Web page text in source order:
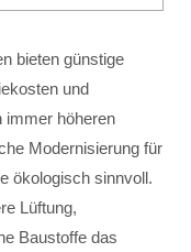
bieten günstige
und
immer höheren
Modernisierung für
ökologisch sinnvoll.
Lüftung,
Baustoffe das